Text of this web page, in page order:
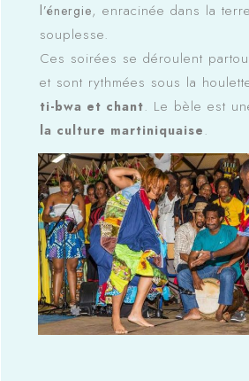
l’énergie, enracinée dans la
souplesse.
Ces soirées se déroulent
et sont rythmées sous la
ti-bwa et chant. Le bèle est
la culture martiniquaise .